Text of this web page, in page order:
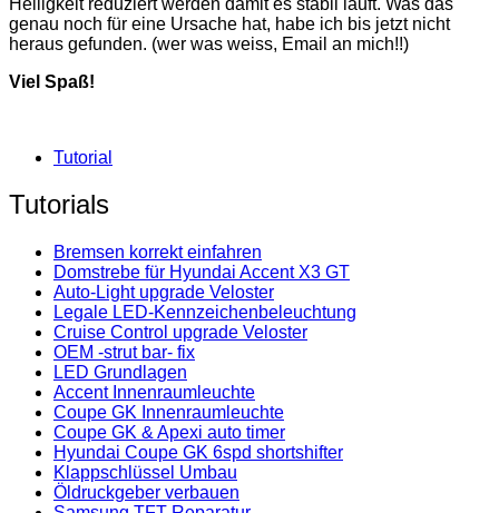
genau noch für eine Ursache hat, habe ich bis jetzt nicht
heraus gefunden. (wer was weiss, Email an mich!!)
Viel Spaß!
Tutorial
Tutorials
Bremsen korrekt einfahren
Domstrebe für Hyundai Accent X3 GT
Auto-Light upgrade Veloster
Legale LED-Kennzeichenbeleuchtung
Cruise Control upgrade Veloster
OEM -strut bar- fix
LED Grundlagen
Accent Innenraumleuchte
Coupe GK Innenraumleuchte
Coupe GK & Apexi auto timer
Hyundai Coupe GK 6spd shortshifter
Klappschlüssel Umbau
Öldruckgeber verbauen